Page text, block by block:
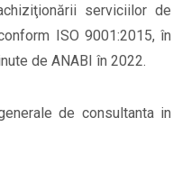
serviciilor de
ISO 9001:2015, în
de ANABI în 2022.
de consultanta in